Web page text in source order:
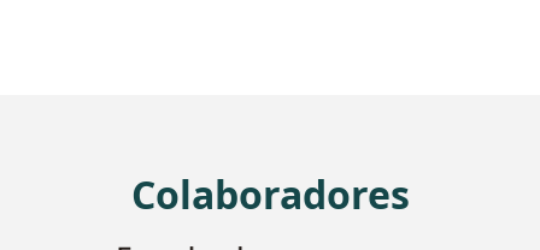
Colaboradores